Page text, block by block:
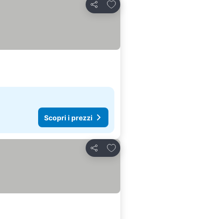
Condividi
Aggiungi ai preferiti
Scopri i prezzi
Condividi
Aggiungi ai preferiti